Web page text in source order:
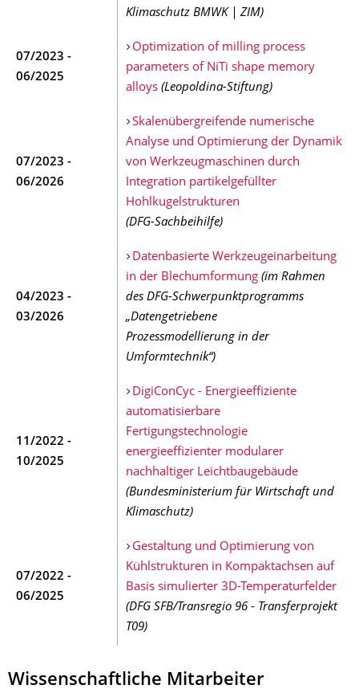
Klimaschutz BMWK | ZIM)
07/2023 -
06/2025
Optimization of milling process
parameters of NiTi shape memory
alloys (Leopoldina-Stiftung)
07/2023 -
06/2026
Skalenübergreifende numerische
Analyse und Optimierung der Dynamik
von Werkzeugmaschinen durch
Integration partikelgefüllter
Hohlkugelstrukturen
(DFG-Sachbeihilfe)
04/2023 -
03/2026
Datenbasierte Werkzeugeinarbeitung
in der Blechumformung (im Rahmen
des DFG-Schwerpunktprogramms
„Datengetriebene
Prozessmodellierung in der
Umformtechnik“)
11/2022 -
10/2025
DigiConCyc - Energieeffiziente
automatisierbare
Fertigungstechnologie
energieeffizienter modularer
nachhaltiger Leichtbaugebäude
(Bundesministerium für Wirtschaft und
Klimaschutz)
07/2022 -
06/2025
Gestaltung und Optimierung von
Kühlstrukturen in Kompaktachsen auf
Basis simulierter 3D-Temperaturfelder
(DFG SFB/Transregio 96 - Transferprojekt
T09)
Wissenschaftliche Mitarbeiter